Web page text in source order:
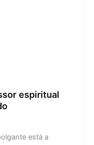
espiritual
está a